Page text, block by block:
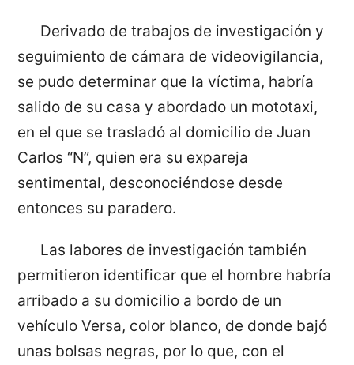
Derivado de trabajos de investigación y
seguimiento de cámara de videovigilancia,
se pudo determinar que la víctima, habría
salido de su casa y abordado un mototaxi,
en el que se trasladó al domicilio de Juan
Carlos “N”, quien era su expareja
sentimental, desconociéndose desde
entonces su paradero.
Las labores de investigación también
permitieron identificar que el hombre habría
arribado a su domicilio a bordo de un
vehículo Versa, color blanco, de donde bajó
unas bolsas negras, por lo que, con el